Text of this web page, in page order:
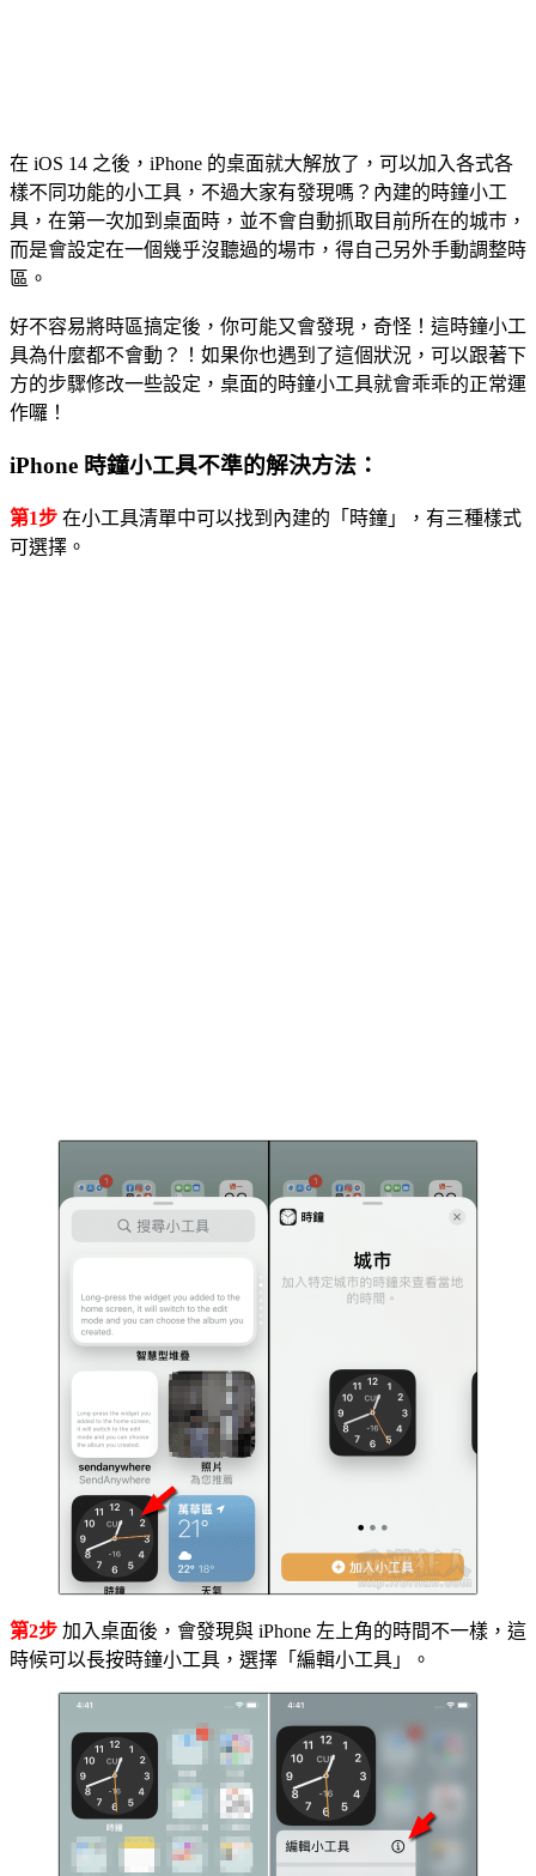
在 iOS 14 之後，iPhone 的桌面就大解放了，可以加入各式各
樣不同功能的小工具，不過大家有發現嗎？內建的時鐘小工
具，在第一次加到桌面時，並不會自動抓取目前所在的城巿，
而是會設定在一個幾乎沒聽過的場巿，得自己另外手動調整時
區。
好不容易將時區搞定後，你可能又會發現，奇怪！這時鐘小工
具為什麼都不會動？！如果你也遇到了這個狀況，可以跟著下
方的步驟修改一些設定，桌面的時鐘小工具就會乖乖的正常運
作囉！
iPhone 時鐘小工具不準的解決方法：
第1步 在小工具清單中可以找到內建的「時鐘」，有三種樣式
可選擇。
第2步 加入桌面後，會發現與 iPhone 左上角的時間不一樣，這
時候可以長按時鐘小工具，選擇「編輯小工具」。